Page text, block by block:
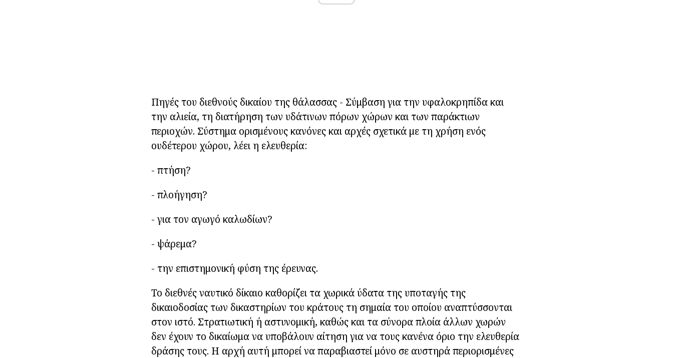
Πηγές του διεθνούς δικαίου της θάλασσας - Σύμβαση για την υφαλοκρηπίδα και
την αλιεία, τη διατήρηση των υδάτινων πόρων χώρων και των παράκτιων
περιοχών. Σύστημα ορισμένους κανόνες και αρχές σχετικά με τη χρήση ενός
ουδέτερου χώρου, λέει η ελευθερία:
- πτήση?
- πλοήγηση?
- για τον αγωγό καλωδίων?
- ψάρεμα?
- την επιστημονική φύση της έρευνας.
Το διεθνές ναυτικό δίκαιο καθορίζει τα χωρικά ύδατα της υποταγής της
δικαιοδοσίας των δικαστηρίων του κράτους τη σημαία του οποίου αναπτύσσονται
στον ιστό. Στρατιωτική ή αστυνομική, καθώς και τα σύνορα πλοία άλλων χωρών
δεν έχουν το δικαίωμα να υποβάλουν αίτηση για να τους κανένα όριο την ελευθερία
δράσης τους. Η αρχή αυτή μπορεί να παραβιαστεί μόνο σε αυστηρά περιορισμένες